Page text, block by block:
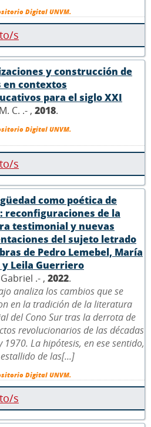
Digital UNVM.
s
y construcción de
en contextos
para el siglo XXI
C. .- , 2018.
Digital UNVM.
s
como poética de
reconfiguraciones de la
testimonial y nuevas
del sujeto letrado
de Pedro Lemebel, María
y Leila Guerriero
.- , 2022.
analiza los cambios que se
en la tradición de la literatura
del Cono Sur tras la derrota de
revolucionarios de las décadas
1970. La hipótesis, en ese sentido,
de las[...]
Digital UNVM.
s